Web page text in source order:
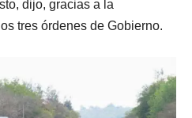
dijo, gracias a la
tres órdenes de Gobierno.